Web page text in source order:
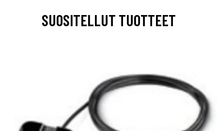
SUOSITELLUT TUOTTEET